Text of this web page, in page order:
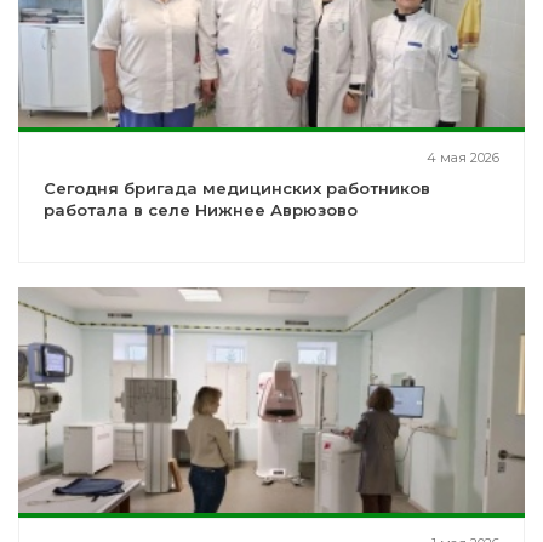
4 мая 2026
Сегодня бригада медицинских работников
работала в селе Нижнее Аврюзово